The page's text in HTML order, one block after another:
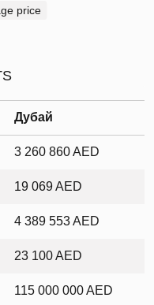
price
Дубай
3 260 860 AED
19 069 AED
4 389 553 AED
23 100 AED
115 000 000 AED